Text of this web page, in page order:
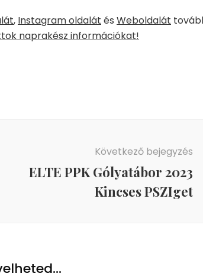
, Instagram oldalát és Weboldalát
naprakész információkat!
Következő bejegyzés
ELTE PPK Gólyatábor 2023
Kincses PSZIget